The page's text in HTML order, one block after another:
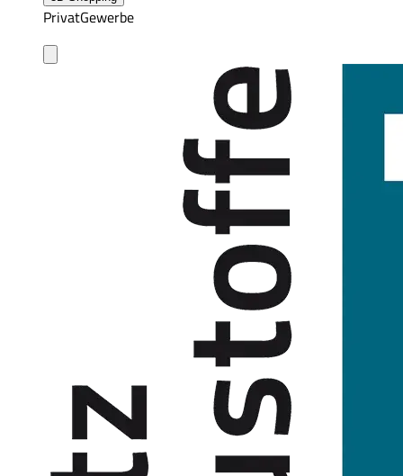
PrivatGewerbe